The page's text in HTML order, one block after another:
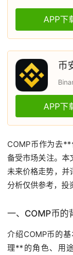
APP下
币
APP下
COMP币作为去**
备受市场关注。本
未来价格走势，并
分析仅供参考，投
一、COMP币的
介绍COMP币的
理**的角色、用